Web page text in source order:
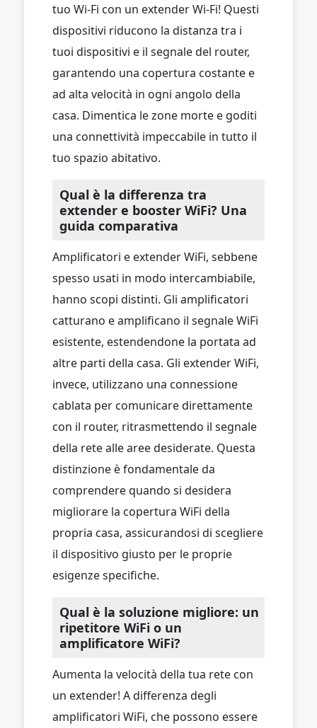
tuo Wi-Fi con un extender Wi-Fi! Questi
dispositivi riducono la distanza tra i
tuoi dispositivi e il segnale del router,
garantendo una copertura costante e
ad alta velocità in ogni angolo della
casa. Dimentica le zone morte e goditi
una connettività impeccabile in tutto il
tuo spazio abitativo.
Qual è la differenza tra
extender e booster WiFi? Una
guida comparativa
Amplificatori e extender WiFi, sebbene
spesso usati in modo intercambiabile,
hanno scopi distinti. Gli amplificatori
catturano e amplificano il segnale WiFi
esistente, estendendone la portata ad
altre parti della casa. Gli extender WiFi,
invece, utilizzano una connessione
cablata per comunicare direttamente
con il router, ritrasmettendo il segnale
della rete alle aree desiderate. Questa
distinzione è fondamentale da
comprendere quando si desidera
migliorare la copertura WiFi della
propria casa, assicurandosi di scegliere
il dispositivo giusto per le proprie
esigenze specifiche.
Qual è la soluzione migliore: un
ripetitore WiFi o un
amplificatore WiFi?
Aumenta la velocità della tua rete con
un extender! A differenza degli
amplificatori WiFi, che possono essere